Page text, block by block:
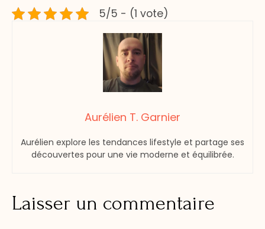
5/5 - (1 vote)
Aurélien T. Garnier
Aurélien explore les tendances lifestyle et partage ses
découvertes pour une vie moderne et équilibrée.
Laisser un commentaire